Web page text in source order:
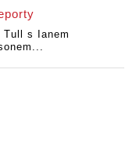
Tull s Ianem